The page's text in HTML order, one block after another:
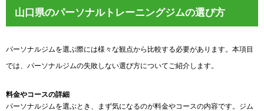
山口県のパーソナルトレーニングジムの選び方
パーソナルジムを選ぶ際には様々な観点から比較する必要があります。本項目
では、パーソナルジムの失敗しない選び方についてご紹介します。
料金やコースの詳細
パーソナルジムを選ぶとき、まず気になるのが料金やコースの内容です。ジム